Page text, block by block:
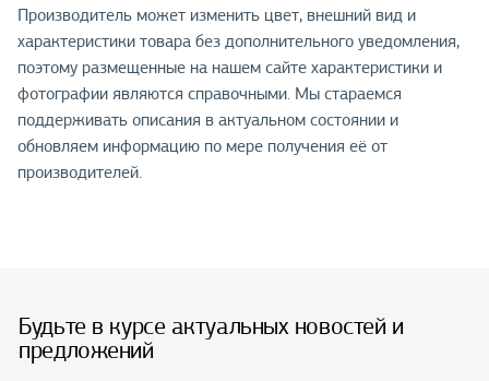
Производитель может изменить цвет, внешний вид и
характеристики товара без дополнительного уведомления,
поэтому размещенные на нашем сайте характеристики и
фотографии являются справочными. Мы стараемся
поддерживать описания в актуальном состоянии и
обновляем информацию по мере получения её от
производителей.
Будьте в курсе актуальных новостей и
предложений